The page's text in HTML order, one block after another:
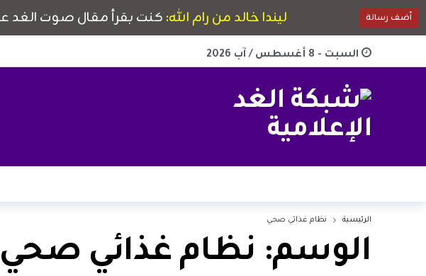
السبت - 8 أغسطس / آب 2026
الرئيسية نظام غذائي صحي
الوسم: نظام غذائي صحي